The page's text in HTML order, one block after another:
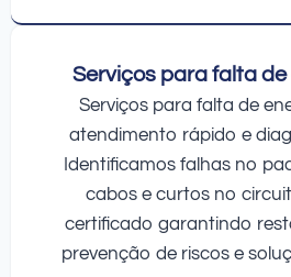
Serviços para falta de
Serviços para falta de
atendimento rápido e
Identificamos falhas no
cabos e curtos no
certificado garantindo
prevenção de riscos e